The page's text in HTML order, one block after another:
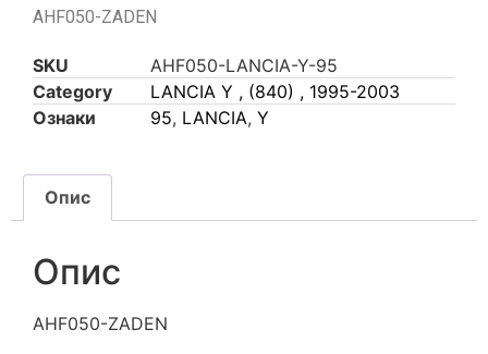
AHF050-ZADEN
SKU
AHF050-LANCIA-Y-95
Category
LANCIA Y , (840) , 1995-2003
Ознаки
95, LANCIA, Y
Опис
Опис
AHF050-ZADEN